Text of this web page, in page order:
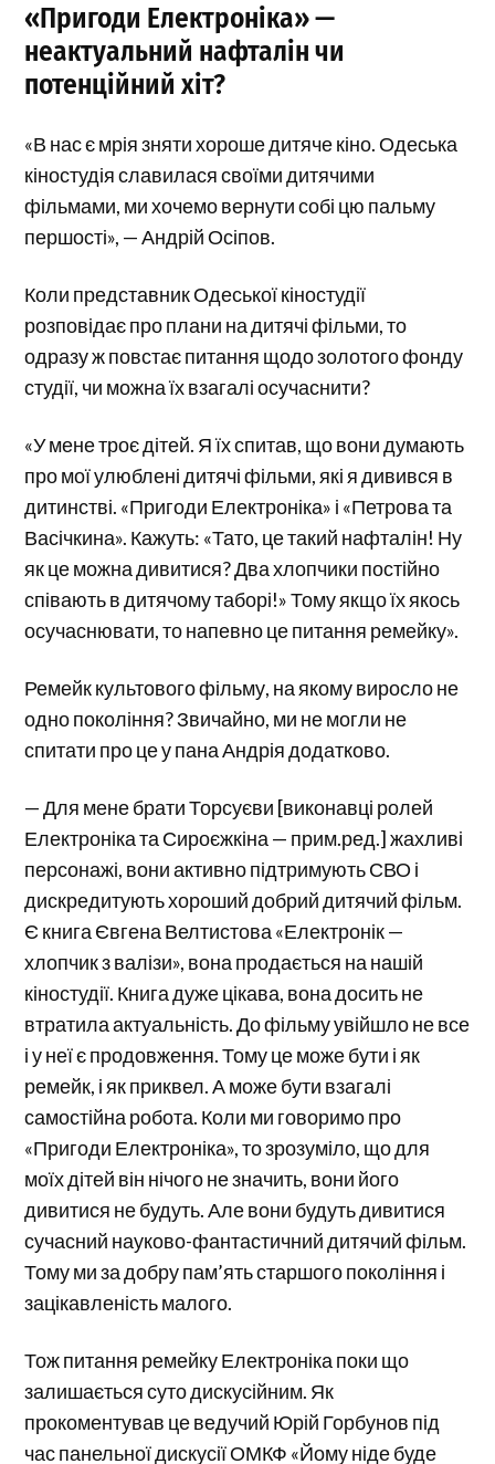
«Пригоди Електроніка» —
неактуальний нафталін чи
потенційний хіт?
«В нас є мрія зняти хороше дитяче кіно. Одеська
кіностудія славилася своїми дитячими
фільмами, ми хочемо вернути собі цю пальму
першості», — Андрій Осіпов.
Коли представник Одеської кіностудії
розповідає про плани на дитячі фільми, то
одразу ж повстає питання щодо золотого фонду
студії, чи можна їх взагалі осучаснити?
«У мене троє дітей. Я їх спитав, що вони думають
про мої улюблені дитячі фільми, які я дивився в
дитинстві. «Пригоди Електроніка» і «Петрова та
Васічкина». Кажуть: «Тато, це такий нафталін! Ну
як це можна дивитися? Два хлопчики постійно
співають в дитячому таборі!» Тому якщо їх якось
осучаснювати, то напевно це питання ремейку».
Ремейк культового фільму, на якому виросло не
одно покоління? Звичайно, ми не могли не
спитати про це у пана Андрія додатково.
— Для мене брати Торсуєви [виконавці ролей
Електроніка та Сироєжкіна — прим.ред.] жахливі
персонажі, вони активно підтримують СВО і
дискредитують хороший добрий дитячий фільм.
Є книга Євгена Велтистова «Електронік —
хлопчик з валізи», вона продається на нашій
кіностудії. Книга дуже цікава, вона досить не
втратила актуальність. До фільму увійшло не все
і у неї є продовження. Тому це може бути і як
ремейк, і як приквел. А може бути взагалі
самостійна робота. Коли ми говоримо про
«Пригоди Електроніка», то зрозуміло, що для
моїх дітей він нічого не значить, вони його
дивитися не будуть. Але вони будуть дивитися
сучасний науково-фантастичний дитячий фільм.
Тому ми за добру пам’ять старшого покоління і
зацікавленість малого.
Тож питання ремейку Електроніка поки що
залишається суто дискусійним. Як
прокоментував це ведучий Юрій Горбунов під
час панельної дискусії ОМКФ «Йому ніде буде